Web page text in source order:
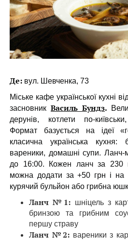
Де: вул. Шевченка, 73
Міське кафе української кухні
засновник Василь Бундз.
дерунів, котлети по-
Формат базується на ідеї
класична українська
вареники, домашні супи.
до 16:00. Кожен ланч за 230
можна додати за +50 грн і на
курячий бульйон або грибна
Ланч №1: шніцель з
бринзою та грибним
першу страву
Ланч №2: вареники з